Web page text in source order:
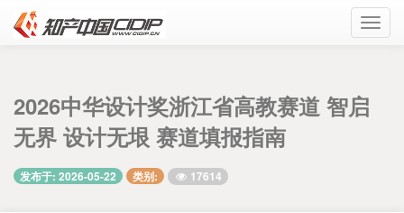
2026中华设计奖浙江省高教赛道 智启
无界 设计无垠 赛道填报指南
发布于: 2026-05-22 类别: 17614